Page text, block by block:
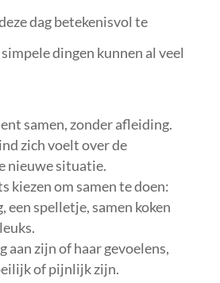
dag betekenisvol te
dingen kunnen al veel
samen, zonder afleiding.
zich voelt over de
nieuwe situatie.
kiezen om samen te doen:
een spelletje, samen koken
aan zijn of haar gevoelens,
of pijnlijk zijn.